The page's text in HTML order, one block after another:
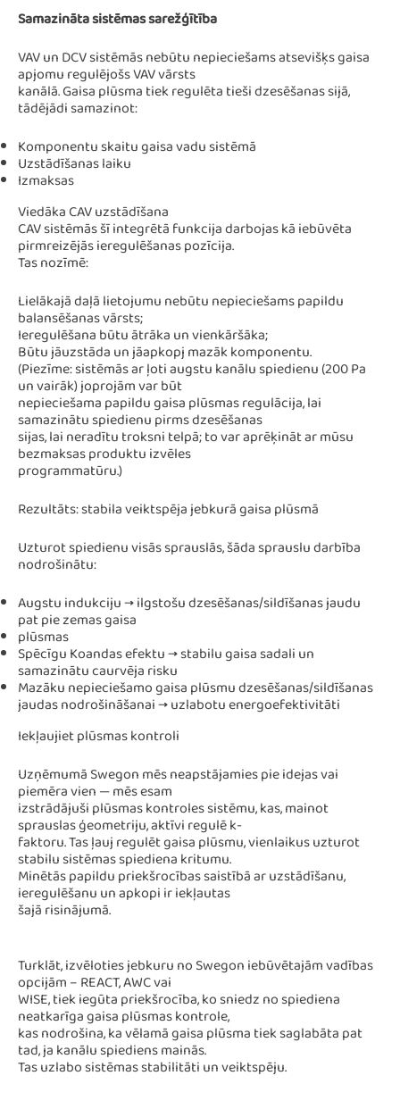
Samazināta sistēmas sarežģītība
VAV un DCV sistēmās nebūtu nepieciešams atsevišķs gaisa
apjomu regulējošs VAV vārsts
kanālā. Gaisa plūsma tiek regulēta tieši dzesēšanas sijā,
tādējādi samazinot:
Komponentu skaitu gaisa vadu sistēmā
Uzstādīšanas laiku
Izmaksas
Viedāka CAV uzstādīšana
CAV sistēmās šī integrētā funkcija darbojas kā iebūvēta
pirmreizējās ieregulēšanas pozīcija.
Tas nozīmē:
Lielākajā daļā lietojumu nebūtu nepieciešams papildu
balansēšanas vārsts;
Ieregulēšana būtu ātrāka un vienkāršāka;
Būtu jāuzstāda un jāapkopj mazāk komponentu.
(Piezīme: sistēmās ar ļoti augstu kanālu spiedienu (200 Pa
un vairāk) joprojām var būt
nepieciešama papildu gaisa plūsmas regulācija, lai
samazinātu spiedienu pirms dzesēšanas
sijas, lai neradītu troksni telpā; to var aprēķināt ar mūsu
bezmaksas produktu izvēles
programmatūru.)
Rezultāts: stabila veiktspēja jebkurā gaisa plūsmā
Uzturot spiedienu visās sprauslās, šāda sprauslu darbība
nodrošinātu:
Augstu indukciju → ilgstošu dzesēšanas/sildīšanas jaudu
pat pie zemas gaisa
plūsmas
Spēcīgu Koandas efektu → stabilu gaisa sadali un
samazinātu caurvēja risku
Mazāku nepieciešamo gaisa plūsmu dzesēšanas/sildīšanas
jaudas nodrošināšanai → uzlabotu energoefektivitāti
Iekļaujiet plūsmas kontroli
Uzņēmumā Swegon mēs neapstājamies pie idejas vai
piemēra vien — mēs esam
izstrādājuši plūsmas kontroles sistēmu, kas, mainot
sprauslas ģeometriju, aktīvi regulē k-
faktoru. Tas ļauj regulēt gaisa plūsmu, vienlaikus uzturot
stabilu sistēmas spiediena kritumu.
Minētās papildu priekšrocības saistībā ar uzstādīšanu,
ieregulēšanu un apkopi ir iekļautas
šajā risinājumā.
Turklāt, izvēloties jebkuru no Swegon iebūvētajām vadības
opcijām – REACT, AWC vai
WISE, tiek iegūta priekšrocība, ko sniedz no spiediena
neatkarīga gaisa plūsmas kontrole,
kas nodrošina, ka vēlamā gaisa plūsma tiek saglabāta pat
tad, ja kanālu spiediens mainās.
Tas uzlabo sistēmas stabilitāti un veiktspēju.